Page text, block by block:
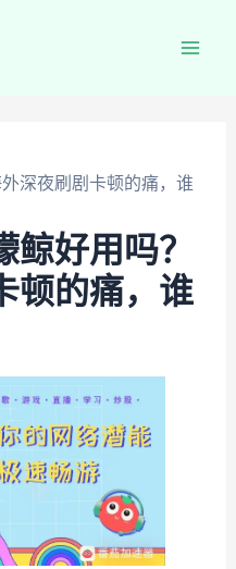
深夜刷剧卡顿的痛，谁
鲸好用吗？
顿的痛，谁